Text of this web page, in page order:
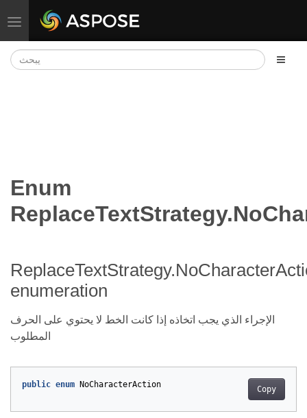
تبديل التنقل
Enum
enumeration
الإجراء الذي يجب اتخاذه إذا كانت الخط لا يحتوي على الحرف
المطلوب
Copy
public enum NoCharacterAction